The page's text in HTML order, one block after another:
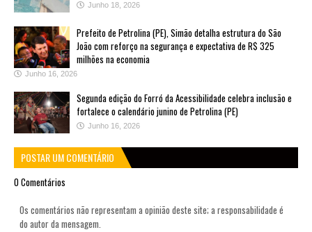
Junho 18, 2026
Prefeito de Petrolina (PE), Simão detalha estrutura do São
João com reforço na segurança e expectativa de R$ 325
milhões na economia
Junho 16, 2026
Segunda edição do Forró da Acessibilidade celebra inclusão e
fortalece o calendário junino de Petrolina (PE)
Junho 16, 2026
POSTAR UM COMENTÁRIO
0 Comentários
Os comentários não representam a opinião deste site; a responsabilidade é
do autor da mensagem.